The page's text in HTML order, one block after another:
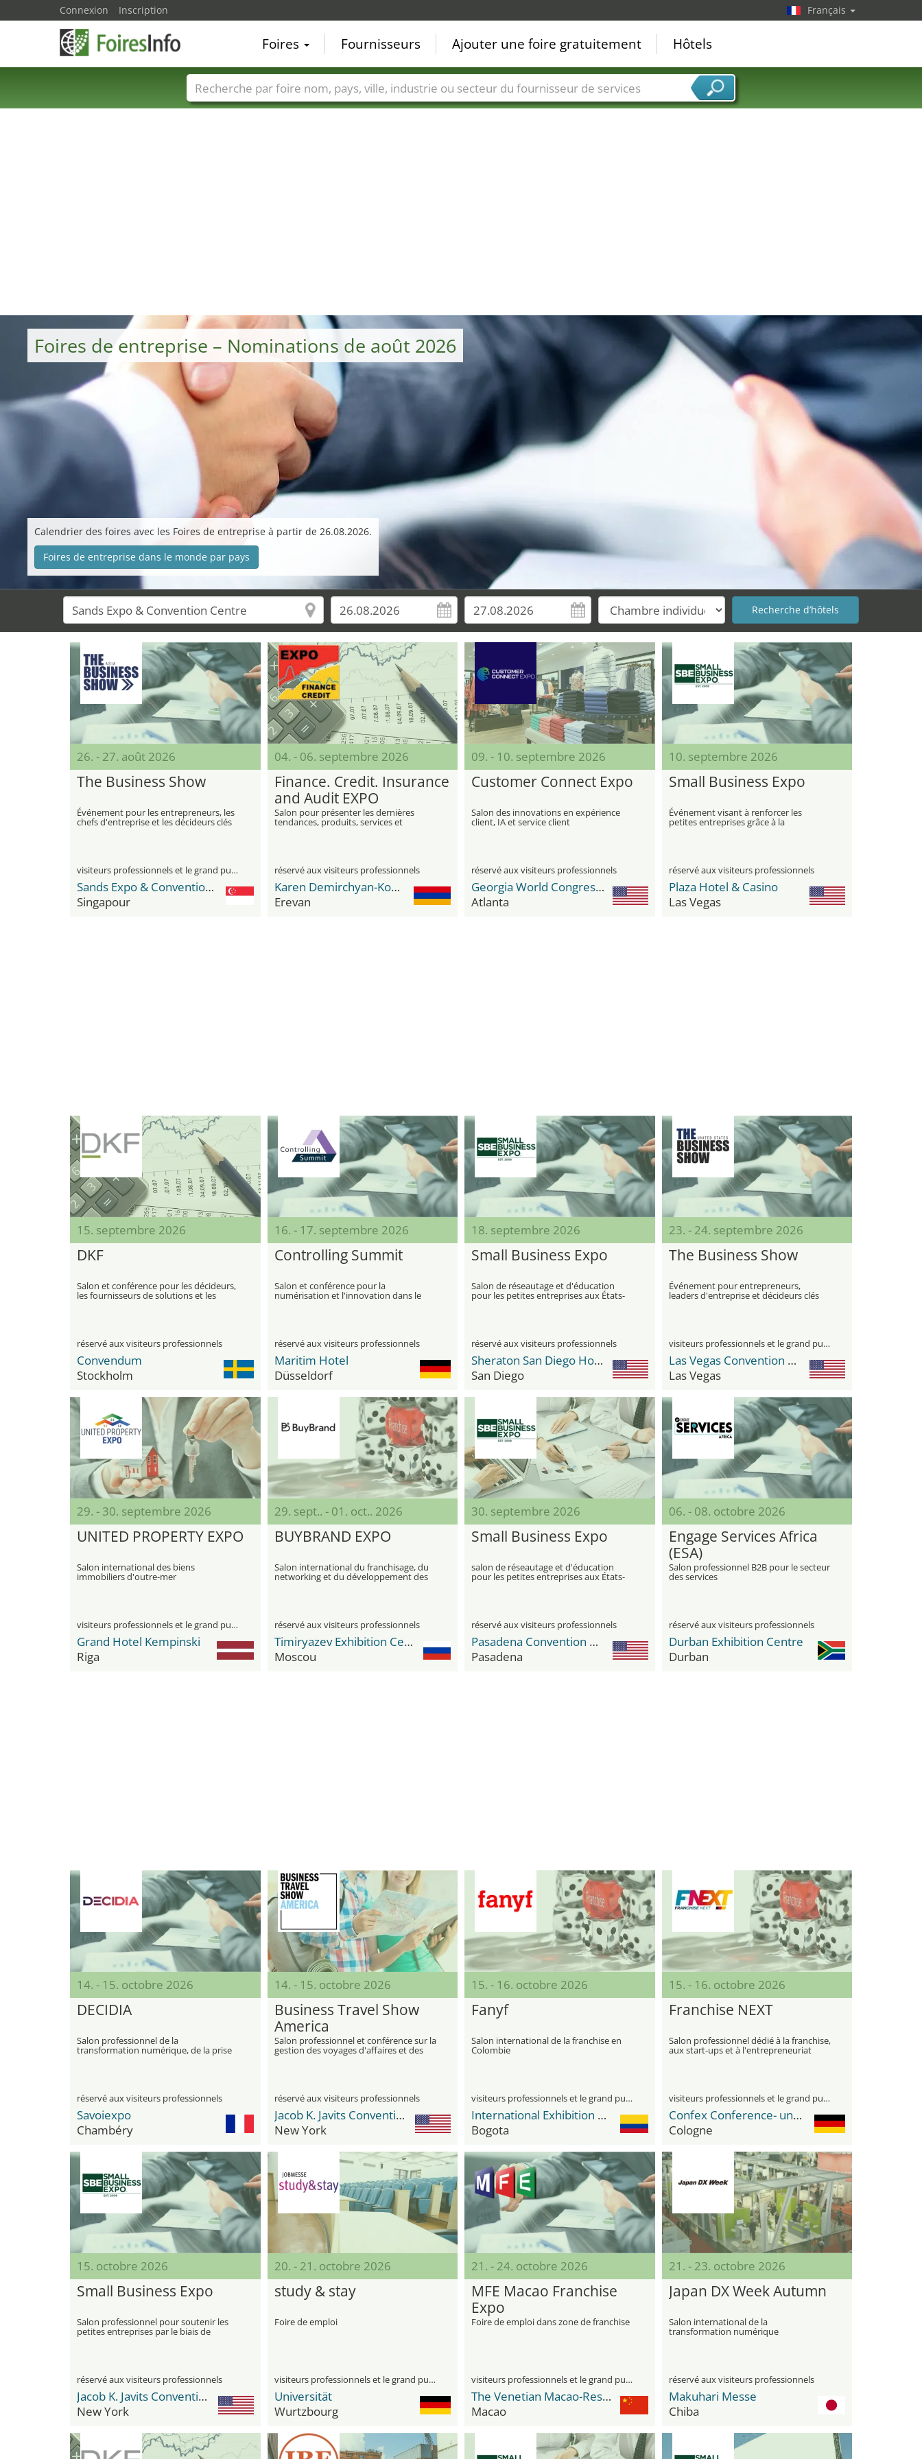
Foires de entreprise – Nominations de août 2026
Calendrier des foires avec les Foires de entreprise à partir de 26.08.2026.
Foires de entreprise dans le monde par pays
26. - 27. août 2026
The Business Show
Événement pour les entrepreneurs, les
chefs d'entreprise et les décideurs clés
visiteurs professionnels et le grand public
Sands Expo & Convention Centre
Singapour
04. - 06. septembre 2026
Finance. Credit. Insurance
and Audit EXPO
Salon pour présenter les dernières
tendances, produits, services et
innovations dans les domaines de la
réservé aux visiteurs professionnels
Karen Demirchyan-Komplex
Erevan
09. - 10. septembre 2026
Customer Connect Expo
Salon des innovations en expérience
client, IA et service client
réservé aux visiteurs professionnels
Georgia World Congress Center
Atlanta
10. septembre 2026
Small Business Expo
Événement visant à renforcer les
petites entreprises grâce à la
connaissance, aux contacts et aux
réservé aux visiteurs professionnels
Plaza Hotel & Casino
Las Vegas
15. septembre 2026
DKF
Salon et conférence pour les décideurs,
les fournisseurs de solutions et les
réservé aux visiteurs professionnels
Convendum
Stockholm
16. - 17. septembre 2026
Controlling Summit
Salon et conférence pour la
numérisation et l'innovation dans le
réservé aux visiteurs professionnels
Maritim Hotel
Düsseldorf
18. septembre 2026
Small Business Expo
Salon de réseautage et d'éducation
pour les petites entreprises aux États-
Unis
réservé aux visiteurs professionnels
Sheraton San Diego Hotel & Marina
San Diego
23. - 24. septembre 2026
The Business Show
Événement pour entrepreneurs,
leaders d'entreprise et décideurs clés
visiteurs professionnels et le grand public
Las Vegas Convention Center (LVCC)
Las Vegas
29. - 30. septembre 2026
UNITED PROPERTY EXPO
Salon international des biens
immobiliers d'outre-mer
visiteurs professionnels et le grand public
Grand Hotel Kempinski
Riga
29. sept.. - 01. oct.. 2026
BUYBRAND EXPO
Salon international du franchisage, du
networking et du développement des
réservé aux visiteurs professionnels
Timiryazev Exhibition Centre
Moscou
30. septembre 2026
Small Business Expo
salon de réseautage et d'éducation
pour les petites entreprises aux États-
Unis
réservé aux visiteurs professionnels
Pasadena Convention Center
Pasadena
06. - 08. octobre 2026
Engage Services Africa
(ESA)
Salon professionnel B2B pour le secteur
des services
réservé aux visiteurs professionnels
Durban Exhibition Centre
Durban
14. - 15. octobre 2026
DECIDIA
Salon professionnel de la
transformation numérique, de la prise
de décision et des stratégies
réservé aux visiteurs professionnels
Savoiexpo
Chambéry
14. - 15. octobre 2026
Business Travel Show
America
Salon professionnel et conférence sur la
gestion des voyages d'affaires et des
réunions
réservé aux visiteurs professionnels
Jacob K. Javits Convention Center
New York
15. - 16. octobre 2026
Fanyf
Salon international de la franchise en
Colombie
visiteurs professionnels et le grand public
International Exhibition Center Corferias
Bogota
15. - 16. octobre 2026
Franchise NEXT
Salon professionnel dédié à la franchise,
aux start-ups et à l'entrepreneuriat
visiteurs professionnels et le grand public
Confex Conference- und Exhibition-Center
Cologne
15. octobre 2026
Small Business Expo
Salon professionnel pour soutenir les
petites entreprises par le biais de
conseils, d'outils commerciaux et de
réservé aux visiteurs professionnels
Jacob K. Javits Convention Center
New York
20. - 21. octobre 2026
study & stay
Foire de emploi
visiteurs professionnels et le grand public
Universität
Wurtzbourg
21. - 24. octobre 2026
MFE Macao Franchise
Expo
Foire de emploi dans zone de franchise
visiteurs professionnels et le grand public
The Venetian Macao-Resort-Hotel Convention & Exhibition Center
Macao
21. - 23. octobre 2026
Japan DX Week Autumn
Salon international de la
transformation numérique
réservé aux visiteurs professionnels
Makuhari Messe
Chiba
Connexion Inscription Français
Foires Fournisseurs Ajouter une foire gratuitement Hôtels
Foire noms Pays Villes Secteurs de foire Secteurs du fournisseur de services